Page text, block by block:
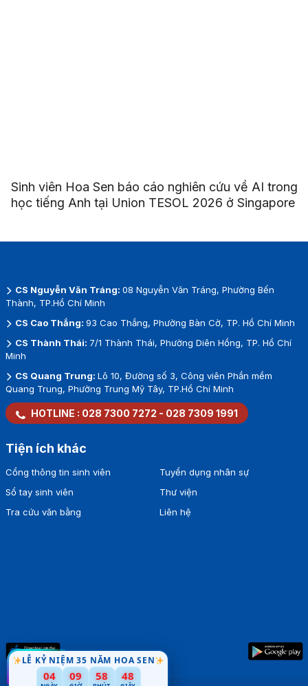
LỄ KỶ NIỆM 35 NĂM HOA SEN
04 09 58 47
Sinh viên Hoa Sen báo cáo nghiên cứu về AI trong
học tiếng Anh tại Union TESOL 2026 ở Singapore
CS Nguyễn Văn Tráng: 08 Nguyễn Văn Tráng, Phường Bến
Thành, TP.Hồ Chí Minh
CS Cao Thắng: 93 Cao Thắng, Phường Bàn Cờ, TP. Hồ Chí Minh
CS Thành Thái: 7/1 Thành Thái, Phường Diên Hồng, TP. Hồ Chí
Minh
CS Quang Trung: Lô 10, Đường số 3, Công viên Phần mềm
Quang Trung, Phường Trung Mỹ Tây, TP.Hồ Chí Minh
HOTLINE : 028 7300 7272 - 028 7309 1991
Tiện ích khác
Cổng thông tin sinh viên
Sổ tay sinh viên
Tra cứu văn bằng
Tuyển dụng nhân sự
Thư viện
Liên hệ